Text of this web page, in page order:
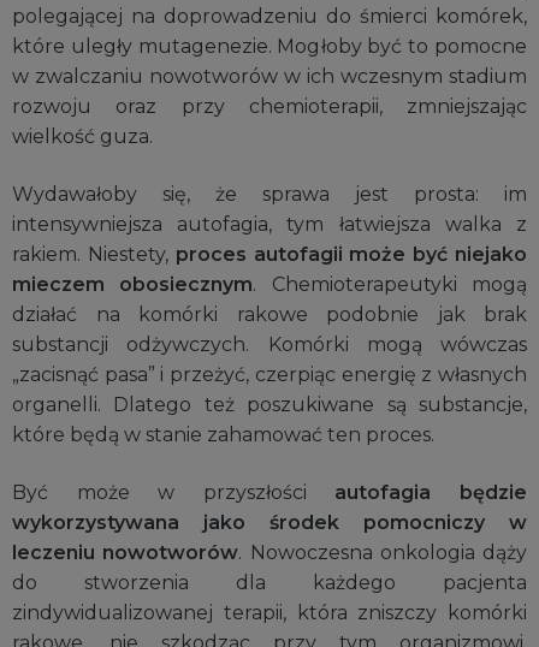
polegającej na doprowadzeniu do śmierci komórek,
które uległy mutagenezie. Mogłoby być to pomocne
w zwalczaniu nowotworów w ich wczesnym stadium
rozwoju oraz przy chemioterapii, zmniejszając
wielkość guza.
Wydawałoby się, że sprawa jest prosta: im
intensywniejsza autofagia, tym łatwiejsza walka z
rakiem. Niestety, proces autofagii może być niejako
mieczem obosiecznym. Chemioterapeutyki mogą
działać na komórki rakowe podobnie jak brak
substancji odżywczych. Komórki mogą wówczas
„zacisnąć pasa” i przeżyć, czerpiąc energię z własnych
organelli. Dlatego też poszukiwane są substancje,
które będą w stanie zahamować ten proces.
Być może w przyszłości autofagia będzie
wykorzystywana jako środek pomocniczy w
leczeniu nowotworów. Nowoczesna onkologia dąży
do stworzenia dla każdego pacjenta
zindywidualizowanej terapii, która zniszczy komórki